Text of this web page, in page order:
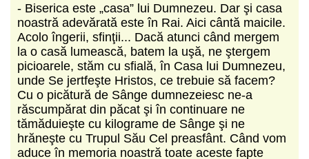
- Biserica este „casa” lui Dumnezeu. Dar şi casa
noastră adevărată este în Rai. Aici cântă maicile.
Acolo îngerii, sfinţii... Dacă atunci când mergem
la o casă lumească, batem la uşă, ne ştergem
picioarele, stăm cu sfială, în Casa lui Dumnezeu,
unde Se jert­feşte Hristos, ce trebuie să facem?
Cu o picătură de Sânge dumnezeiesc ne-a
răscumpărat din păcat şi în continuare ne
tămăduieşte cu kilograme de Sânge şi ne
hrăneşte cu Trupul Său Cel preasfânt. Când vom
aduce în memoria noastră toate aceste fapte